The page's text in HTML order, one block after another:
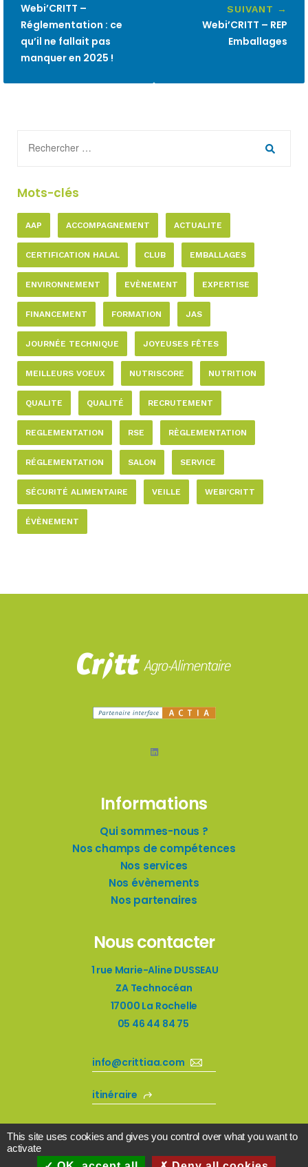
Webi’CRITT –
Réglementation : ce
qu’il ne fallait pas
manquer en 2025 !
SUIVANT →
Webi’CRITT – REP
Emballages
Mots-clés
AAP ACCOMPAGNEMENT ACTUALITE
CERTIFICATION HALAL CLUB EMBALLAGES
ENVIRONNEMENT EVÈNEMENT EXPERTISE
FINANCEMENT FORMATION JAS
JOURNÉE TECHNIQUE JOYEUSES FÊTES
MEILLEURS VOEUX NUTRISCORE NUTRITION
QUALITE QUALITÉ RECRUTEMENT
REGLEMENTATION RSE RÈGLEMENTATION
RÉGLEMENTATION SALON SERVICE
SÉCURITÉ ALIMENTAIRE VEILLE WEBI'CRITT
ÉVÈNEMENT
LinkedIn
Informations
Qui sommes-nous ?
Nos champs de compétences
Nos services
Nos évènements
Nos partenaires
Nous contacter
1 rue Marie-Aline DUSSEAU
ZA Technocéan
17000 La Rochelle
05 46 44 84 75
info@crittiaa.com
itinéraire
This site uses cookies and gives you control over what you want to
activate